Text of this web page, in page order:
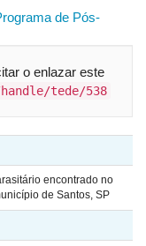
de Pós-
o enlazar este
tede/538
encontrado no
de Santos, SP